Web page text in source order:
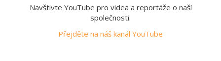
Navštivte YouTube pro videa a reportáže o naší
společnosti.
Přejděte na náš kanál YouTube